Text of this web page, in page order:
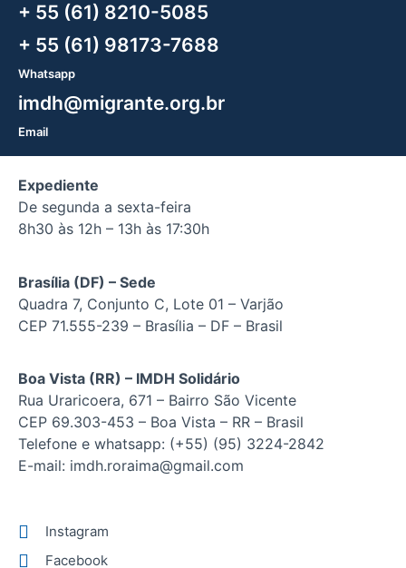
+ 55 (61) 8210-5085
+ 55 (61) 98173-7688
Whatsapp
imdh@migrante.org.br
Email
Expediente
De segunda a sexta-feira
8h30 às 12h – 13h às 17:30h
Brasília (DF) – Sede
Quadra 7, Conjunto C, Lote 01 – Varjão
CEP 71.555-239 – Brasília – DF – Brasil
Boa Vista (RR) – IMDH Solidário
Rua Uraricoera, 671 – Bairro São Vicente
CEP 69.303-453 – Boa Vista – RR – Brasil
Telefone e whatsapp: (+55) (95) 3224-2842
E-mail: imdh.roraima@gmail.com
Instagram
Facebook